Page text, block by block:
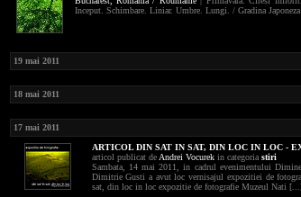
Inceput. Schimbare. Liniar. Umbre. Lungi. / Gradina
19 mai 2011
18 mai 2011
17 mai 2011
ARTICOL DIN SAT IN SAT, DIN LOC IN LOC -
articol publicat de Andrei Vocurekin categoria stiri
Sambata, 14 mai 2011, in cadrul evenimentului
Dimitrie Gusti a avut loc vernisajul expozitiei de
sat, din loc in loc expozitie de fotografie Muzeul Nati